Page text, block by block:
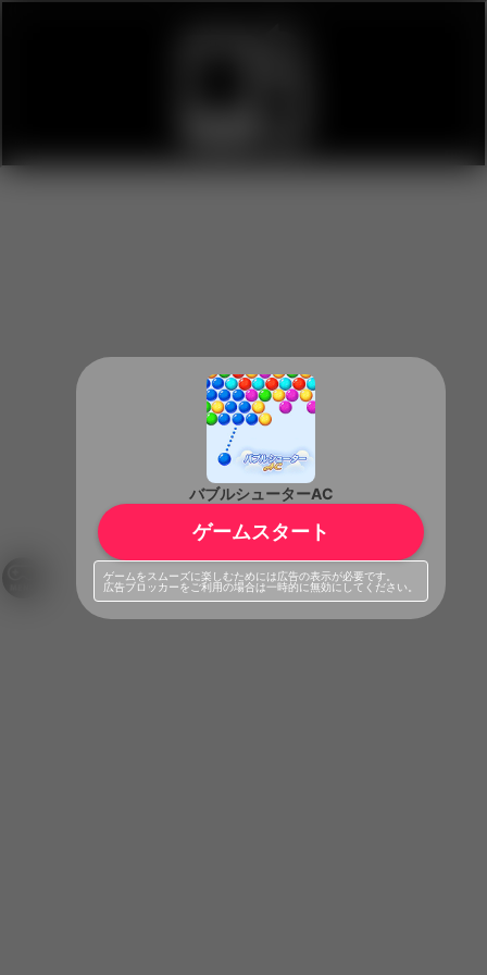
バブルシューターAC
ゲームスタート
ゲームをスムーズに楽しむためには広告の表示が必要です。
広告ブロッカーをご利用の場合は一時的に無効にしてください。